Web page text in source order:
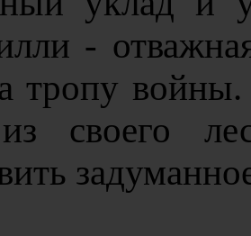
-
тропу
из своего